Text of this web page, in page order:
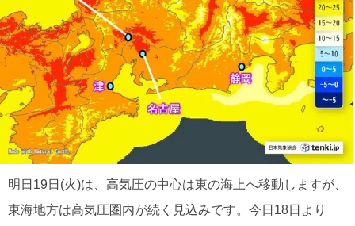
明日19日(火)は、高気圧の中心は東の海上へ移動しますが、
東海地方は高気圧圏内が続く見込みです。今日18日より